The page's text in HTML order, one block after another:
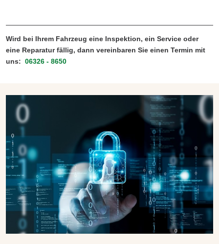
Wird bei Ihrem Fahrzeug eine Inspektion, ein Service oder
eine Reparatur fällig, dann vereinbaren Sie einen Termin mit
uns: 06326 - 8650